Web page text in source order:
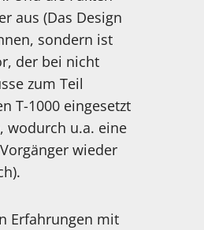
aus (Das Design
sondern ist
der bei nicht
zum Teil
T-1000 eingesetzt
wodurch u.a. eine
wieder
Erfahrungen mit